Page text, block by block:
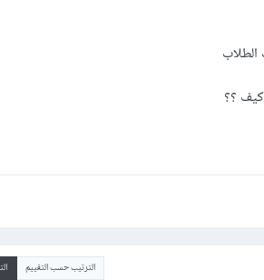
الترتيب حسب التقييم